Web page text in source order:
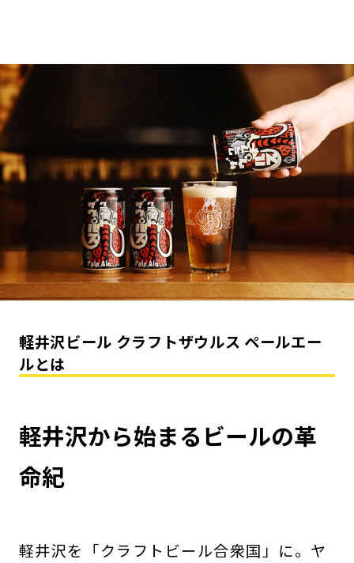
軽井沢ビール クラフトザウルス ペールエー
ルとは
軽井沢から始まるビールの革
命紀
軽井沢を「クラフトビール合衆国」に。ヤ